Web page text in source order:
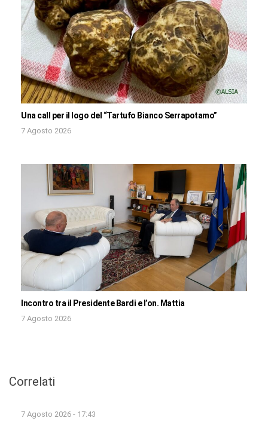
Una call per il logo del “Tartufo Bianco Serrapotamo”
7 Agosto 2026
Incontro tra il Presidente Bardi e l’on. Mattia
7 Agosto 2026
Correlati
7 Agosto 2026 - 17:43